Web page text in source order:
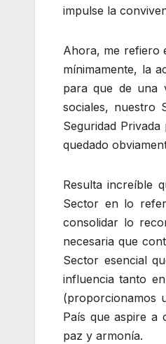
impulse la
Ahora, me refiero
mínimamente, la
para que de una
sociales, nuestro
Seguridad
quedado
Resulta increíble
Sector en lo
consolidar lo
necesaria que
Sector esencial
influencia tanto
(proporcionamos
País que aspire a
paz y armonía.